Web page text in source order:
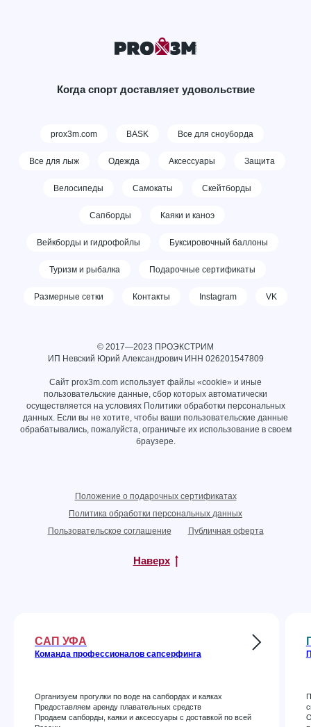
Когда спорт доставляет удовольствие
prox3m.com BASK Все для сноуборда
Все для лыж Одежда Аксессуары Защита
Велосипеды Самокаты Скейтборды
Сапборды Каяки и каноэ
Вейкборды и гидрофойлы Буксировочный баллоны
Туризм и рыбалка Подарочные сертификаты
Размерные сетки Контакты Instagram VK
© 2017—2023 ПРОЭКСТРИМ
ИП Невский Юрий Александрович ИНН 026201547809
Сайт prox3m.com использует файлы «cookie» и иные
пользовательские данные, сбор которых автоматически
осуществляется на условиях Политики обработки персональных
данных. Если вы не хотите, чтобы ваши пользовательские данные
обрабатывались, пожалуйста, ограничьте их использование в своем
браузере.
Положение о подарочных сертификатах
Политика обработки персональных данных
Пользовательское соглашение
Публичная оферта
Наверх
САП УФА
Команда профессионалов сапсерфинга
Организуем прогулки по воде на сапбордах и каяках
Предоставляем аренду плавательных средств
Продаем сапборды, каяки и аксессуары с доставкой по всей